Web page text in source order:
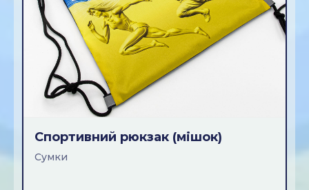
Спортивний рюкзак (мiшок)
Сумки